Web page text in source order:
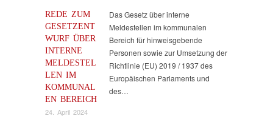
REDE ZUM
GESETZENT
WURF ÜBER
INTERNE
MELDESTEL
LEN IM
KOMMUNAL
EN BEREICH
24. April 2024
Das Gesetz über interne
Meldestellen im kommunalen
Bereich für hinweisgebende
Personen sowie zur Umsetzung der
Richtlinie (EU) 2019 / 1937 des
Europäischen Parlaments und
des…